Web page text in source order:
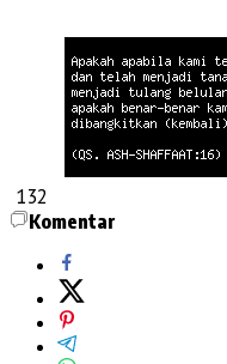
132
Komentar